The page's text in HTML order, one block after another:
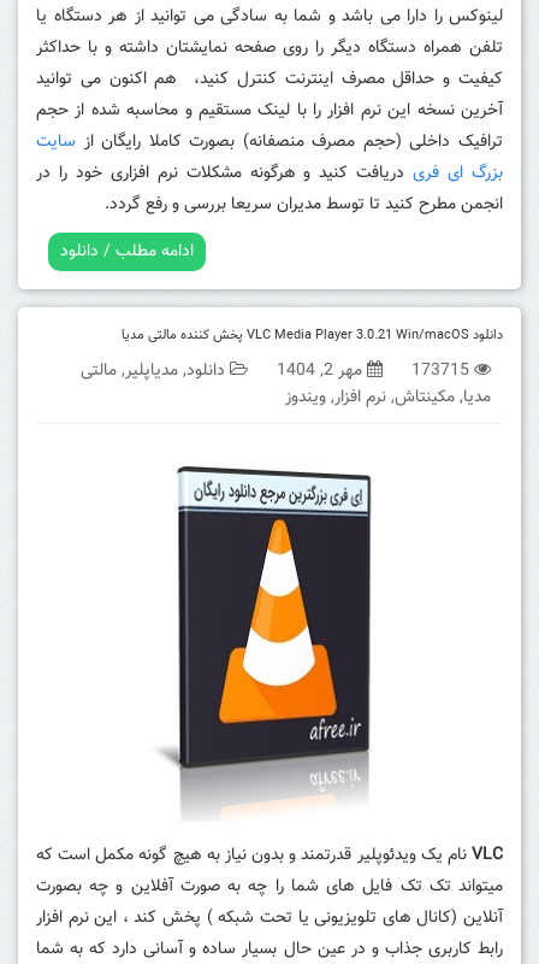
لینوکس را دارا می باشد و شما به سادگی می توانید از هر دستگاه یا
تلفن همراه دستگاه دیگر را روی صفحه نمایشتان داشته و با حداکثر
کیفیت و حداقل مصرف اینترنت کنترل کنید، هم اکنون می توانید
آخرین نسخه این نرم افزار را با لینک مستقیم و محاسبه شده از حجم
ترافیک داخلی (حجم مصرف منصفانه) بصورت کاملا رایگان از سایت
بزرگ ای فریدریافت کنید و هرگونه مشکلات نرم افزاری خود را در
انجمن مطرح کنید تا توسط مدیران سریعا بررسی و رفع گردد.
ادامه مطلب / دانلود
دانلود VLC Media Player 3.0.21 Win/macOS پخش کننده مالتی مدیا
173715 مهر 2, 1404 دانلود,مدیاپلیر,مالتی
مدیا,مکینتاش,نرم افزار,ویندوز
VLCنام یک ویدئوپلیر قدرتمند و بدون نیاز به هیچ گونه مکمل است که
میتواند تک تک فایل های شما را چه به صورت آفلاین و چه بصورت
آنلاین (کانال های تلویزیونی یا تحت شبکه ) پخش کند ، این نرم افزار
رابط کاربری جذاب و در عین حال بسیار ساده و آسانی دارد که به شما